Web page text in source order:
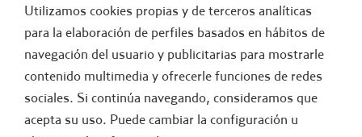
- INSTALACIONES
POSTES Y REDES, DEPORTIVAS
Utilizamos cookies propias y de terceros analíticas
para la elaboración de perfiles basados en hábitos de
navegación del usuario y publicitarias para mostrarle
contenido multimedia y ofrecerle funciones de redes
sociales. Si continúa navegando, consideramos que
acepta su uso. Puede cambiar la configuración u